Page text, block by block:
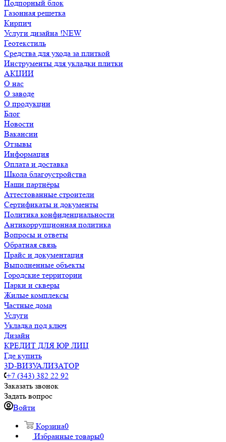
Подпорный блок
Газонная решетка
Кирпич
Услуги дизайна !NEW
Геотекстиль
Средства для ухода за плиткой
Инструменты для укладки плитки
АКЦИИ
О нас
О заводе
О продукции
Блог
Новости
Вакансии
Отзывы
Информация
Оплата и доставка
Школа благоустройства
Наши партнёры
Аттестованные строители
Сертификаты и документы
Политика конфиденциальности
Антикоррупционная политика
Вопросы и ответы
Обратная связь
Прайс и документация
Выполненные объекты
Городские территории
Парки и скверы
Жилые комплексы
Частные дома
Услуги
Укладка под ключ
Дизайн
КРЕДИТ ДЛЯ ЮР ЛИЦ
Где купить
3D-ВИЗУАЛИЗАТОР
+7 (343) 382 22 92
Заказать звонок
Задать вопрос
Войти
Корзина0
Избранные товары0